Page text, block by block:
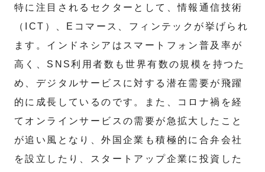
特に注目されるセクターとして、情報通信技術
（ICT）、Eコマース、フィンテックが挙げられ
ます。インドネシアはスマートフォン普及率が
高く、SNS利用者数も世界有数の規模を持つた
め、デジタルサービスに対する潜在需要が飛躍
的に成長しているのです。また、コロナ禍を経
てオンラインサービスの需要が急拡大したこと
が追い風となり、外国企業も積極的に合弁会社
を設立したり、スタートアップ企業に投資した